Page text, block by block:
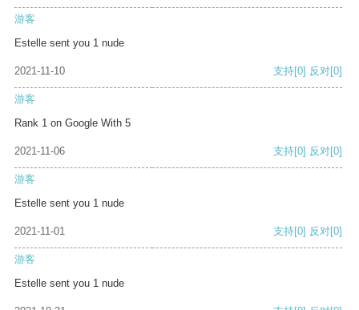
游客
Estelle sent you 1 nude
2021-11-10 支持[0] 反对[0]
游客
Rank 1 on Google With 5
2021-11-06 支持[0] 反对[0]
游客
Estelle sent you 1 nude
2021-11-01 支持[0] 反对[0]
游客
Estelle sent you 1 nude